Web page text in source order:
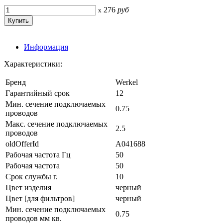
x 276 руб
Информация
Характеристики:
Бренд
Werkel
Гарантийный срок
12
Мин. сечение подключаемых
проводов
0.75
Макс. сечение подключаемых
проводов
2.5
oldOfferId
A041688
Рабочая частота Гц
50
Рабочая частота
50
Срок службы г.
10
Цвет изделия
черный
Цвет [для фильтров]
черный
Мин. сечение подключаемых
проводов мм кв.
0.75